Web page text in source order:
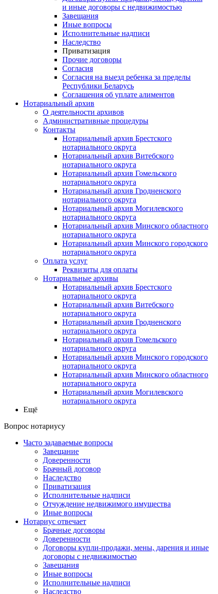
и иные договоры с недвижимостью
Завещания
Иные вопросы
Исполнительные надписи
Наследство
Приватизация
Прочие договоры
Согласия
Согласия на выезд ребенка за пределы
Республики Беларусь
Соглашения об уплате алиментов
Нотариальный архив
О деятельности архивов
Административные процедуры
Контакты
Нотариальный архив Брестского
нотариального округа
Нотариальный архив Витебского
нотариального округа
Нотариальный архив Гомельского
нотариального округа
Нотариальный архив Гродненского
нотариального округа
Нотариальный архив Могилевского
нотариального округа
Нотариальный архив Минского областного
нотариального округа
Нотариальный архив Минского городского
нотариального округа
Оплата услуг
Реквизиты для оплаты
Нотариальные архивы
Нотариальный архив Брестского
нотариального округа
Нотариальный архив Витебского
нотариального округа
Нотариальный архив Гродненского
нотариального округа
Нотариальный архив Гомельского
нотариального округа
Нотариальный архив Минского городского
нотариального округа
Нотариальный архив Минского областного
нотариального округа
Нотариальный архив Могилевского
нотариального округа
Ещё
Вопрос нотариусу
Часто задаваемые вопросы
Завещание
Доверенности
Брачный договор
Наследство
Приватизация
Исполнительные надписи
Отчуждение недвижимого имущества
Иные вопросы
Нотариус отвечает
Брачные договоры
Доверенности
Договоры купли-продажи, мены, дарения и иные
договоры с недвижимостью
Завещания
Иные вопросы
Исполнительные надписи
Наследство